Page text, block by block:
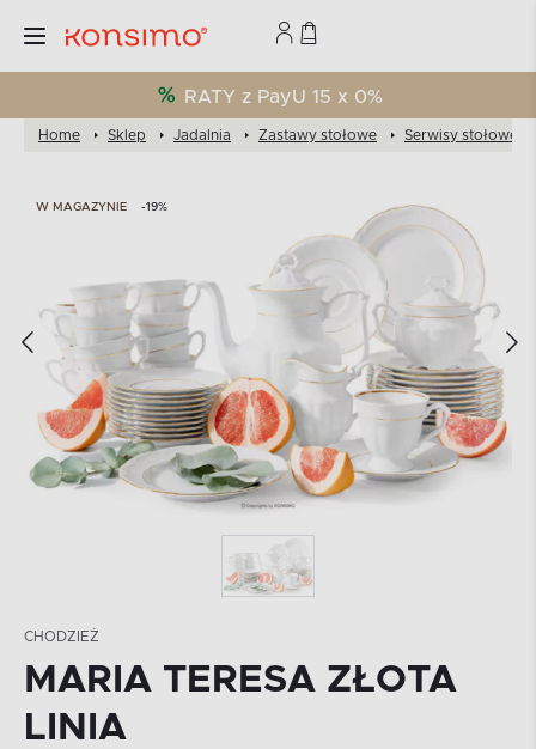
RATY z PayU 15 x 0%
Home Sklep Jadalnia Zastawy stołowe Serwisy stołowe
W MAGAZYNIE -19%
CHODZIEŻ
MARIA TERESA ZŁOTA
LINIA